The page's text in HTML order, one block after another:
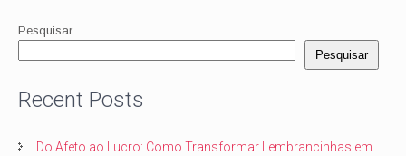
Pesquisar
Pesquisar
Recent Posts
Do Afeto ao Lucro: Como Transformar Lembrancinhas em